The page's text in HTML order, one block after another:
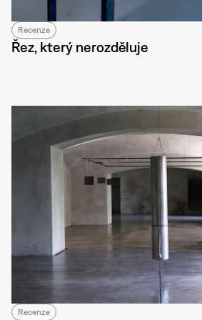
Recenze
Řez, který nerozděluje
Recenze